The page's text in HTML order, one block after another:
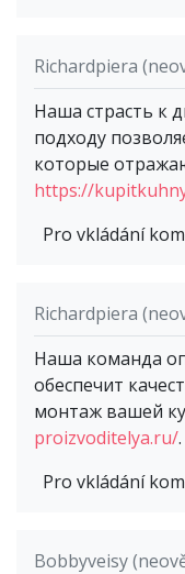
Richardpiera
Наша страсть к
подходу
которые
https://
Pro vkládání
Richardpiera
Наша команда
обеспечит
монтаж вашей
proizvoditelya.ru/.
Pro vkládání
Bobbyveisy